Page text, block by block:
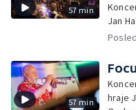
57 min
Jan
57 min
hraje